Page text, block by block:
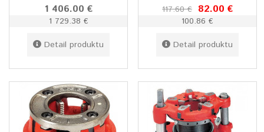
1 406.00 €
1 729.38 €
Detail produktu
117.60 € 82.00 €
100.86 €
Detail produktu